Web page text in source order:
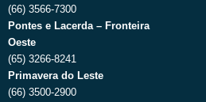
(66) 3566-7300
Pontes e Lacerda – Fronteira
Oeste
(65) 3266-8241
Primavera do Leste
(66) 3500-2900